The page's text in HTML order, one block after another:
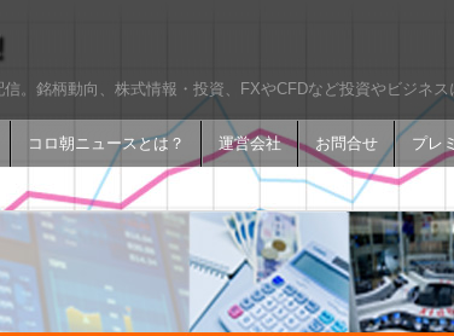
。銘柄動向、株式情報・投資、FXやCFDなど投資やビジネ
コロ朝ニュースとは？ 運営会社 お問合せ プレ